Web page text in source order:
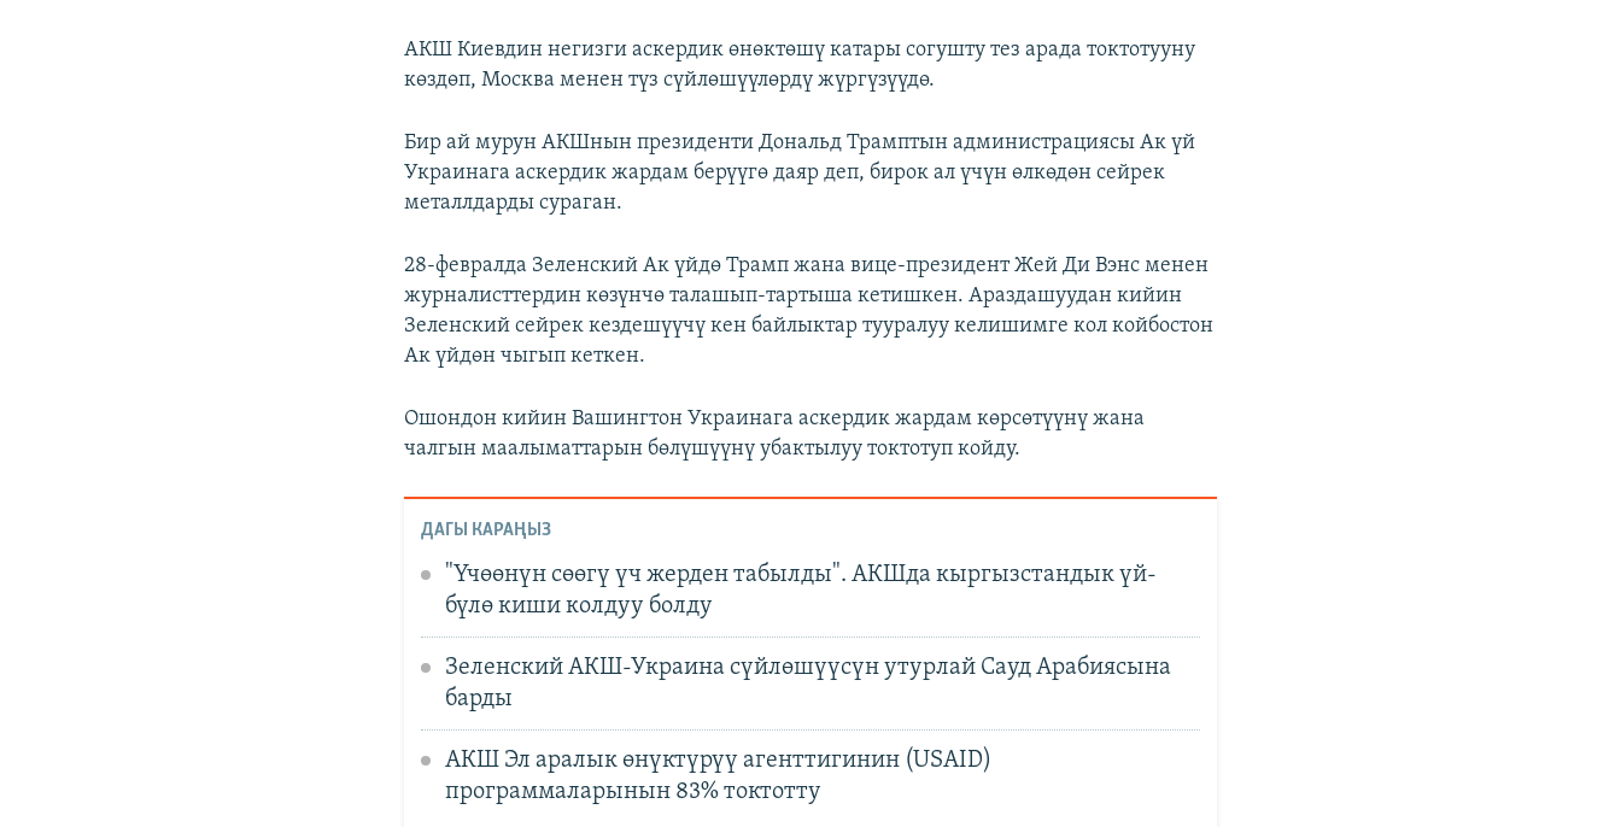
АКШ Киевдин негизги аскердик өнөктөшү катары согушту тез арада токтотууну
көздөп, Москва менен түз сүйлөшүүлөрдү жүргүзүүдө.
Бир ай мурун АКШнын президенти Дональд Трамптын администрациясы Ак үй
Украинага аскердик жардам берүүгө даяр деп, бирок ал үчүн өлкөдөн сейрек
металлдарды сураган.
28-февралда Зеленский Ак үйдө Трамп жана вице-президент Жей Ди Вэнс менен
журналисттердин көзүнчө талашып-тартыша кетишкен. Араздашуудан кийин
Зеленский сейрек кездешүүчү кен байлыктар тууралуу келишимге кол койбостон
Ак үйдөн чыгып кеткен.
Ошондон кийин Вашингтон Украинага аскердик жардам көрсөтүүнү жана
чалгын маалыматтарын бөлүшүүнү убактылуу токтотуп койду.
ДАГЫ КАРАҢЫЗ
"Үчөөнүн сөөгү үч жерден табылды". АКШда кыргызстандык үй-
бүлө киши колдуу болду
Зеленский АКШ-Украина сүйлөшүүcүн утурлай Сауд Арабиясына
барды
АКШ Эл аралык өнүктүрүү агенттигинин (USAID)
программаларынын 83% токтотту